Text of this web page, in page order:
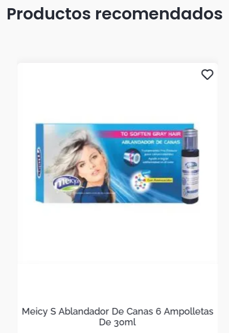
Productos recomendados
Meicy S Ablandador De Canas 6 Ampolletas
De 30ml